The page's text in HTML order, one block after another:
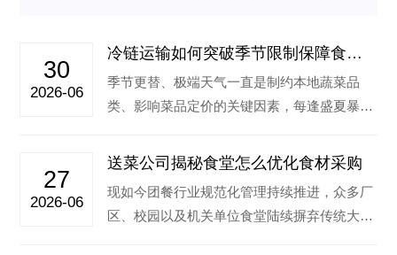
30
2026-06
冷链运输如何突破季节限制保障食堂
蔬菜稳定供应
季节更替、极端天气一直是制约本地蔬菜品
类、影响菜品定价的关键因素，每逢盛夏暴
易减…‌
27
2026-06
送菜公司揭秘食堂怎么优化食材采购
现如今团餐行业规范化管理持续推进，众多厂
区、校园以及机关单位食堂陆续摒弃传统大批